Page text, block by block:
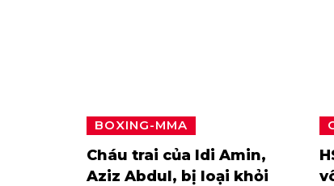
BOXING-MMA
Cháu trai của Idi Amin,
Aziz Abdul, bị loại khỏi